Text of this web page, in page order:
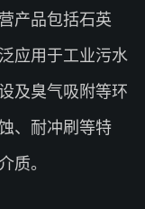
产品包括石英
应用于工业污水
及臭气吸附等环
、耐冲刷等特
质。